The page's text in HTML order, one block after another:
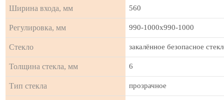
Ширина входа, мм 560
Регулировка, мм 990-1000х990-1000
Стекло закалённое безопасное
Толщина стекла, мм 6
Тип стекла прозрачное